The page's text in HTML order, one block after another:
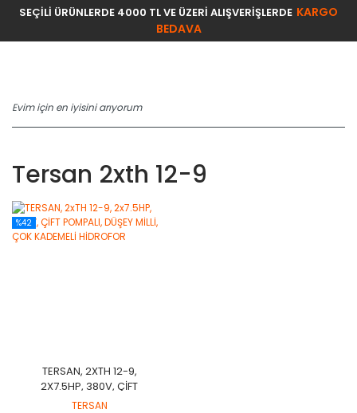
SEÇİLİ ÜRÜNLERDE 4000 TL VE ÜZERİ ALIŞVERİŞLERDE KARGO
BEDAVA
Tersan 2xth 12-9
%42
TERSAN, 2XTH 12-9,
2X7.5HP, 380V, ÇİFT
POMPALI, DÜŞEY MİLLİ, ÇOK
TERSAN